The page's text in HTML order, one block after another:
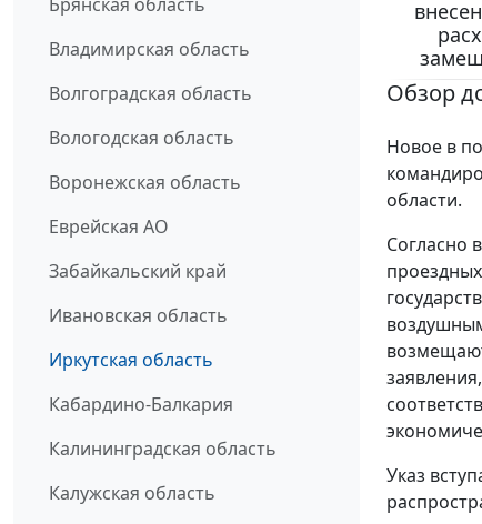
Владимирская область
Волгоградская область
Вологодская область
Воронежская область
Еврейская АО
Забайкальский край
Ивановская область
Иркутская область
Кабардино-Балкария
Калининградская область
Калужская область
Обзор
Новое в
области.
Согласно
Указ